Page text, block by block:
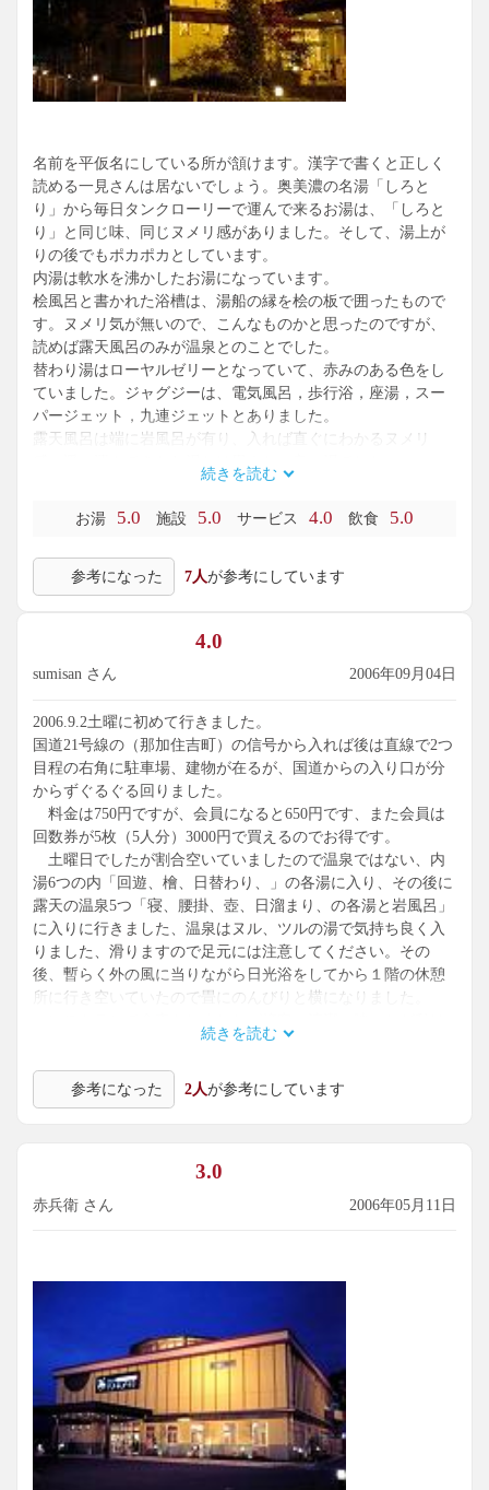
名前を平仮名にしている所が頷けます。漢字で書くと正しく
読める一見さんは居ないでしょう。奥美濃の名湯「しろと
り」から毎日タンクローリーで運んで来るお湯は、「しろと
り」と同じ味、同じヌメリ感がありました。そして、湯上が
りの後でもポカポカとしています。
内湯は軟水を沸かしたお湯になっています。
桧風呂と書かれた浴槽は、湯船の縁を桧の板で囲ったもので
す。ヌメリ気が無いので、こんなものかと思ったのですが、
読めば露天風呂のみが温泉とのことでした。
替わり湯はローヤルゼリーとなっていて、赤みのある色をし
ていました。ジャグジーは、電気風呂，歩行浴，座湯，スー
パージェット，九連ジェットとありました。
露天風呂は端に岩風呂が有り、入れば直ぐにわかるヌメリ
中央には洋風の湯船が有り同じヌメリ感、その背面には腰掛
け湯が有り、薄くヌメリ気のあるお湯が流れています。
反対側の端には壷湯が有り、これも温泉で満たされていまし
直ぐに満たされていきます。
壷の反対側には寝湯が有り、ここにも温泉が使われていまし
レストランで刺身天ぷら定食を頂きました。月並みなメニュ
ーですが、素材が違いました。刺身の鯛は皮を炙ったもの。
です。
また、JAFの会員証提示で、レストランでの食事には150円相
当のソフトドリンクが付きます。
シャンプー.ボディソープ付き750円。鍵付無料ロッカー有
り、無料ドライヤー有り、露天風呂有り。
続きを読む
お湯 5.0 施設 5.0 サービス 4.0 飲食 5.0
参考になった 7人が参考にしています
4.0
sumisan さん 2006年09月04日
2006.9.2土曜に初めて行きました。
国道21号線の（那加住吉町）の信号から入れば後は直線で2つ
目程の右角に駐車場、建物が在るが、国道からの入り口が分
からずぐるぐる回りました。
料金は750円ですが、会員になると650円です、また会員は
回数券が5枚（5人分）3000円で買えるのでお得です。
土曜日でしたが割合空いていましたので温泉ではない、内
湯6つの内「回遊、檜、日替わり、」の各湯に入り、その後に
露天の温泉5つ「寝、腰掛、壺、日溜まり、の各湯と岩風呂」
に入りに行きました、温泉はヌル、ツルの湯で気持ち良く入
りました、滑りますので足元には注意してください。その
後、暫らく外の風に当りながら日光浴をしてから１階の休憩
所に行き空いていたので畳にのんびりと横になりました。
続きを読む
参考になった 2人が参考にしています
3.0
赤兵衛 さん 2006年05月11日